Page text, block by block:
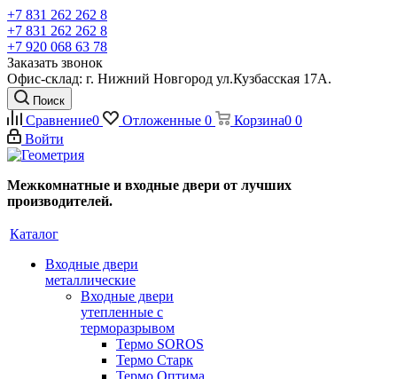
+7 831 262 262 8
+7 831 262 262 8
+7 920 068 63 78
Заказать звонок
Офис-склад: г. Нижний Новгород ул.Кузбасская 17А.
Поиск
Сравнение0 Отложенные 0 Корзина0 0
Войти
Межкомнатные и входные двери от лучших
производителей.
Каталог
Входные двери
металлические
Входные двери
утепленные с
терморазрывом
Термо SOROS
Термо Старк
Термо Оптима